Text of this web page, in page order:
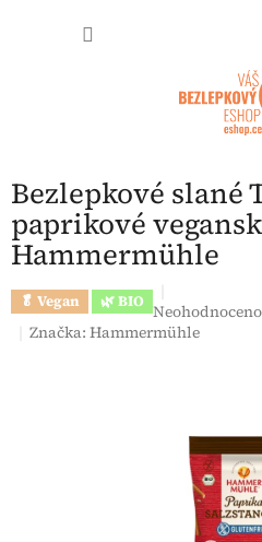
Bezlepkové slané
paprikové
Hammermühle
🥬 Vegan 🌿 BIO Průměrné
Neohodnoceno
Značka:Hammermühle